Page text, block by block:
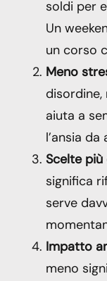
soldi per
Un
un corso
Meno
aiuta a
l’ansia da
Scelte
significa
serve
Impatto
meno